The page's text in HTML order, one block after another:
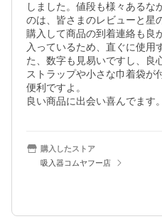
しました。値段も様々あるな
のは、皆さまのレビューと星
購入して商品の到着連絡も良
入っているため、直ぐに使用
た、数字も見易いですし、良
ストラップや小さな巾着袋が
便利ですよ。
良い商品に出会い喜んでます。
購入したストア
吸入器コムヤフー店